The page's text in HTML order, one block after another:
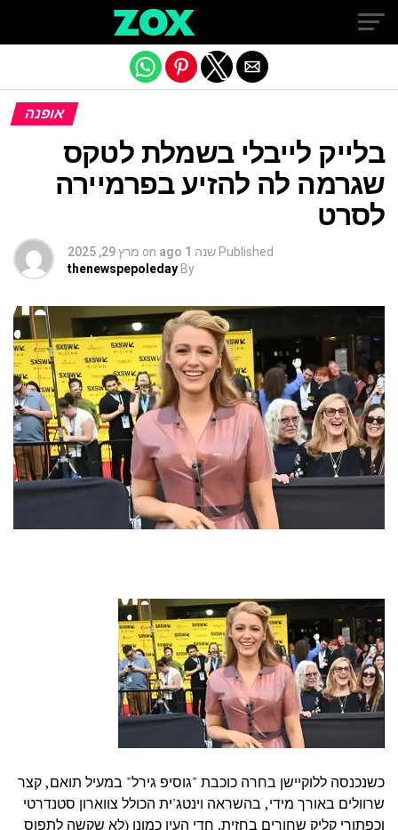
אופנה
בלייק לייבלי בשמלת לטקס
שגרמה לה להזיע בפרמיירה
לסרט
Published שנה 1 ago on מרץ 29, 2025
By
thenewspepoleday
כשנכנסה ללוקיישן בחרה כוכבת "גוסיפ גירל" במעיל תואם, קצר
שרוולים באורך מידי, בהשראה וינטג'ית הכולל צווארון סטנדרטי
וכפתורי קליק שחורים בחזית. חדי העין כמונו (לא שקשה לתפוס
Exit mobile version